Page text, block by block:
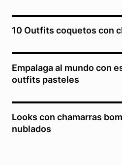
10 Outfits coquetos con
Empalaga al mundo con
outfits pasteles
Looks con chamarras
nublados